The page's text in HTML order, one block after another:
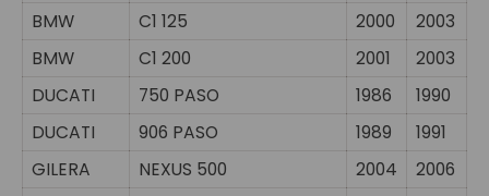
BMW
C1 125 2000
2003
BMW
C1 200 2001
2003
DUCATI
750 PASO 1986
1990
DUCATI
906 PASO 1989
1991
GILERA
NEXUS 500 2004
2006